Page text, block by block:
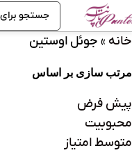
خانه » جوئل اوستین
مرتب سازی بر اساس
پیش فرض
محبوبیت
متوسط امتیاز